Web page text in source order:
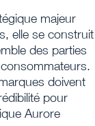
majeur
elle se construit
des parties
doivent
pour
Aurore